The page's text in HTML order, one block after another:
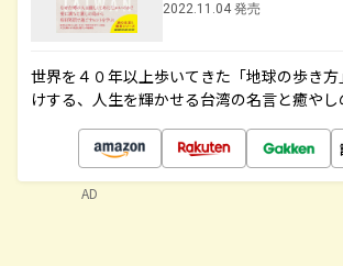
2022.11.04 発売
世界を４０年以上歩いてきた「地球の歩き
けする、人生を輝かせる台湾の名言と癒やし
AD